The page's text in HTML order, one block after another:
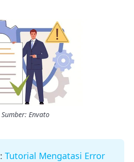
Sumber: Envato
: Tutorial Mengatasi Error